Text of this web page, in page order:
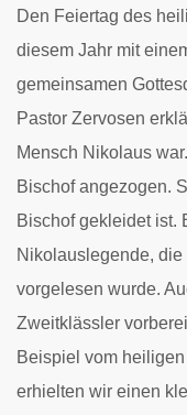
Den Feiertag des
diesem Jahr mit
gemeinsamen
Pastor Zervosen
Mensch Nikolaus
Bischof angezogen.
Bischof gekleidet ist.
Nikolauslegende,
vorgelesen wurde.
Zweitklässler
Beispiel vom
erhielten wir einen